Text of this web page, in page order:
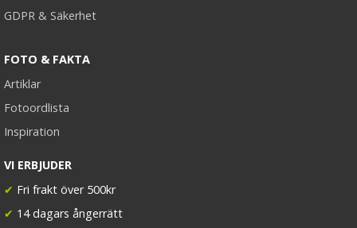
GDPR & Säkerhet
FOTO & FAKTA
Artiklar
Fotoordlista
Inspiration
VI ERBJUDER
✔ Fri frakt över 500kr
✔ 14 dagars ångerrätt